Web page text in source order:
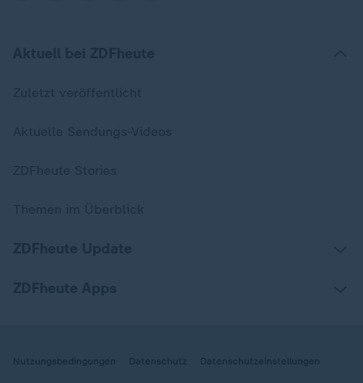
Nutzungsbedingungen Datenschutz Datenschutzeinstellungen